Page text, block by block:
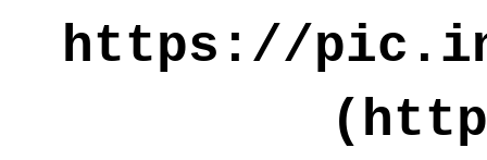
https://pic.in.th/